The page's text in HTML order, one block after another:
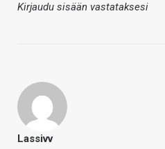
Kirjaudu sisään vastataksesi
Lassivv